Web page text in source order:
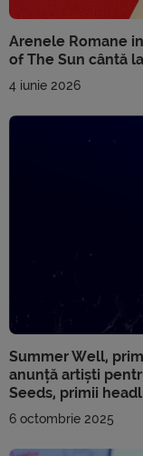
Arenele Romane
of The Sun cântă
4 iunie 2026
Summer Well,
anunță artiști
Seeds, primii
6 octombrie 2025